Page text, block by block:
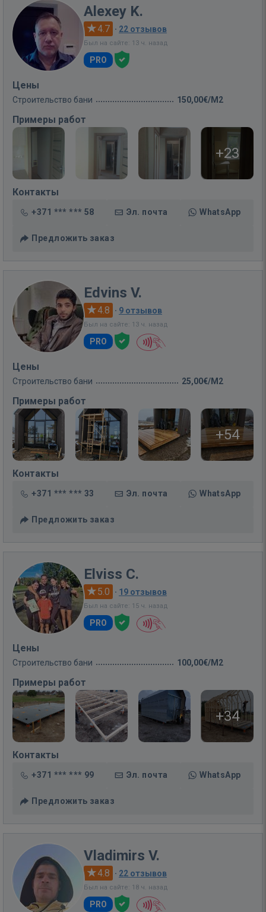
Alexey K.
4.7 · 22 отзывов
Был на сайте: 13 ч. назад
PRO
Цены
Строительство бани 150,00€/M2
Примеры работ
+23
Контакты
+371 *** *** 58 Эл. почта WhatsApp
Предложить заказ
Edvins V.
4.8 · 9 отзывов
Был на сайте: 13 ч. назад
PRO
Цены
Строительство бани 25,00€/M2
Примеры работ
+54
Контакты
+371 *** *** 33 Эл. почта WhatsApp
Предложить заказ
Elviss C.
5.0 · 19 отзывов
Был на сайте: 15 ч. назад
PRO
Цены
Строительство бани 100,00€/M2
Примеры работ
+34
Контакты
+371 *** *** 99 Эл. почта WhatsApp
Предложить заказ
Vladimirs V.
4.8 · 22 отзывов
Был на сайте: 18 ч. назад
PRO